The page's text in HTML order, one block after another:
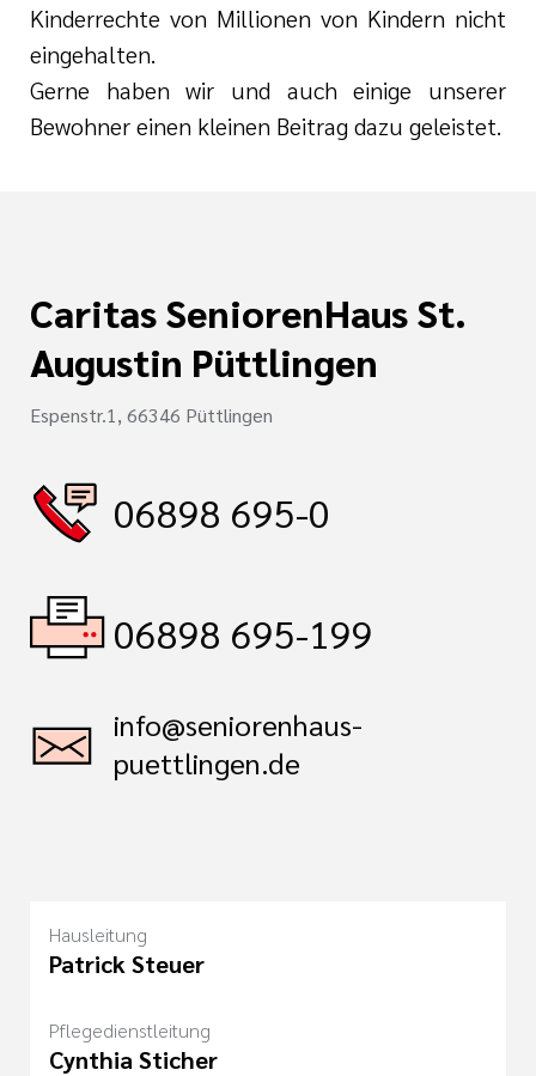
Kinderrechte von Millionen von Kindern nicht
eingehalten.
Gerne haben wir und auch einige unserer
Bewohner einen kleinen Beitrag dazu geleistet.
Caritas SeniorenHaus St.
Augustin Püttlingen
Espenstr.1, 66346 Püttlingen
06898 695-0
06898 695-199
info@seniorenhaus-
puettlingen.de
Hausleitung
Patrick Steuer
Pflegedienstleitung
Cynthia Sticher